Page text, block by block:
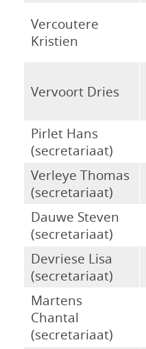
Vercoutere
Kristien
Vervoort Dries
Pirlet Hans
(secretariaat)
Verleye Thomas
(secretariaat)
Dauwe Steven
(secretariaat)
Devriese Lisa
(secretariaat)
Martens
Chantal
(secretariaat)